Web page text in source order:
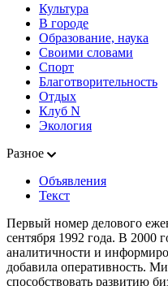
Культура
В городе
Образование, наука
Своими словами
Спорт
Благотворительность
Отдых
Клуб N
Экология
Разное
Объявления
Текст
Первый номер делового
сентября 1992 года. В 2000
аналитичности и
добавила оперативность.
способствовать развитию